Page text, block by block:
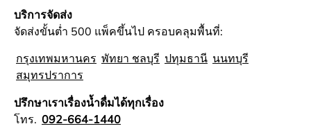
บริการจัดส่ง
จัดส่งขั้นต่ำ 500 แพ็คขึ้นไป ครอบคลุมพื้นที่:
กรุงเทพมหานคร พัทยา ชลบุรี ปทุมธานี นนทบุรี
สมุทรปราการ
ปรึกษาเราเรื่องน้ำดื่มได้ทุกเรื่อง
โทร. 092-664-1440